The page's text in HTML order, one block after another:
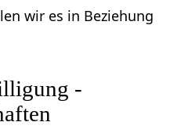
wir es in Beziehung
-